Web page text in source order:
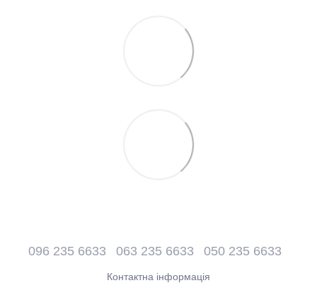
096 235 6633 063 235 6633 050 235 6633
Контактна інформація